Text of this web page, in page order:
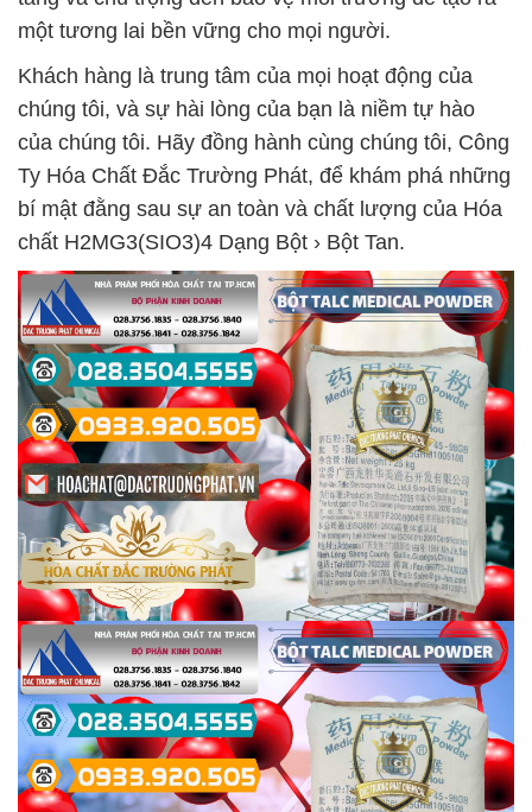
một tương lai bền vững cho mọi người.
Khách hàng là trung tâm của mọi hoạt động của
chúng tôi, và sự hài lòng của bạn là niềm tự hào
của chúng tôi. Hãy đồng hành cùng chúng tôi, Công
Ty Hóa Chất Đắc Trường Phát, để khám phá những
bí mật đằng sau sự an toàn và chất lượng của Hóa
chất H2MG3(SIO3)4 Dạng Bột › Bột Tan.